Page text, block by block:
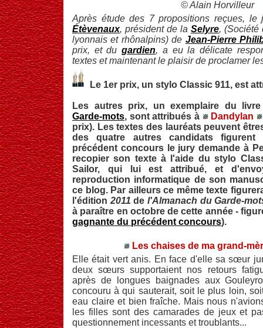
© Alain Horvilleur
Après étude des 7 propositions reçues,
Étèvenaux, président de la Selyre, (Société
lyonnais et rhônalpins) de Jean-Pierre
prix, et dugardien, a eu la délicate
textes et maintenant le plaisir de proclamer
Le 1er prix, un stylo Classic 911, est
Les autres prix, un exemplaire du
Garde-mots, sont attribués à Dandylan
prix). Les textes des lauréats peuvent
des quatre autres candidats figurent
précédent concours le jury demande à
recopier son texte à l'aide du stylo
Sailor, qui lui est attribué, et
reproduction informatique de son
ce blog. Par ailleurs ce même texte
l'édition 2011 del'Almanach du Garde-
à paraître en octobre de cette année -
gagnante du précédent concours).
Les chaises de ma grand-
Elle était vert anis. En face d'elle sa sœur
deux sœurs supportaient nos retours
après de longues baignades aux
concouru à qui sauterait, soit le plus loin,
eau claire et bien fraîche. Mais nous
les filles sont des camarades de jeux et
questionnement incessants et troublants...